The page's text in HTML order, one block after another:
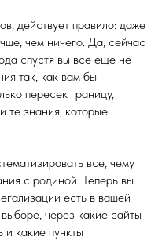
действует правило: даже
чем ничего. Да, сейчас
спустя вы все еще не
так, как вам бы
пересек границу,
те знания, которые
все, чему
с родиной. Теперь вы
есть в вашей
через какие сайты
и какие пункты